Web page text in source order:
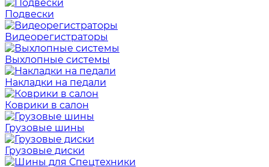
Подвески
Видеорегистраторы
Выхлопные системы
Накладки на педали
Коврики в салон
Грузовые шины
Грузовые диски